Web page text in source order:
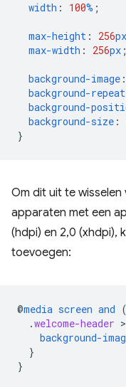
width : 100% ;
max-height : 256px
max-width : 256px ;
background-image :
background-repeat
background-
background-size :
}
Om dit uit te
apparaten met een
(hdpi) en 2,0 (xhdpi),
toevoegen:
@media screen and (
.welcome-header >
background-
}
}